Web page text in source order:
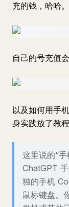
充的钱，哈哈。
自己的号充值
以及如何用手
身实践放了教程
这里说的“
ChatGPT
独的手机
鼠标键盘。